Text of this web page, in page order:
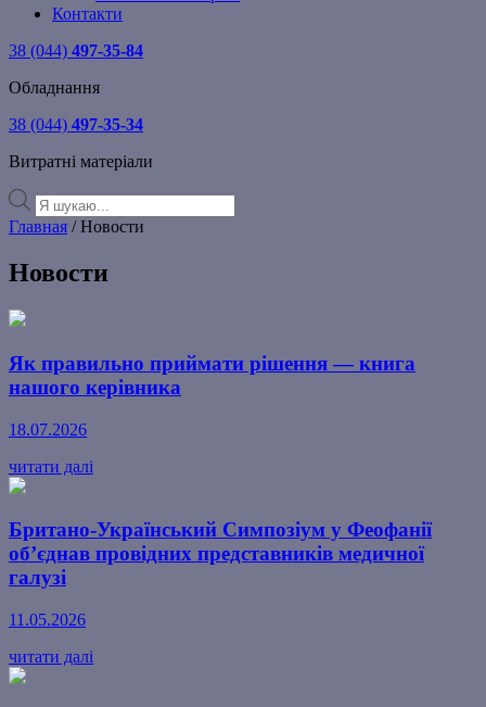
Контакти
38 (044) 497-35-84
Обладнання
38 (044) 497-35-34
Витратні матеріали
Products
search
Главная / Новости
Новости
Як правильно приймати рішення — книга
нашого керівника
18.07.2026
читати далі
Британо-Український Симпозіум у Феофанії
об’єднав провідних представників медичної
галузі
11.05.2026
читати далі